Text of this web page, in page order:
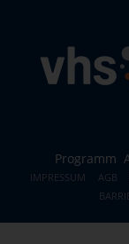
Programm
IMPRESSUM AGB